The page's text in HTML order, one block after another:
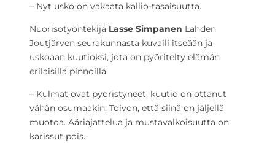
– Nyt usko on vakaata kallio-tasaisuutta.
Nuorisotyöntekijä Lasse Simpanen Lahden
Joutjärven seurakunnasta kuvaili itseään ja
uskoaan kuutioksi, jota on pyöritelty elämän
erilaisilla pinnoilla.
– Kulmat ovat pyöristyneet, kuutio on ottanut
vähän osumaakin. Toivon, että siinä on jäljellä
muotoa. Ääriajattelua ja mustavalkoisuutta on
karissut pois.